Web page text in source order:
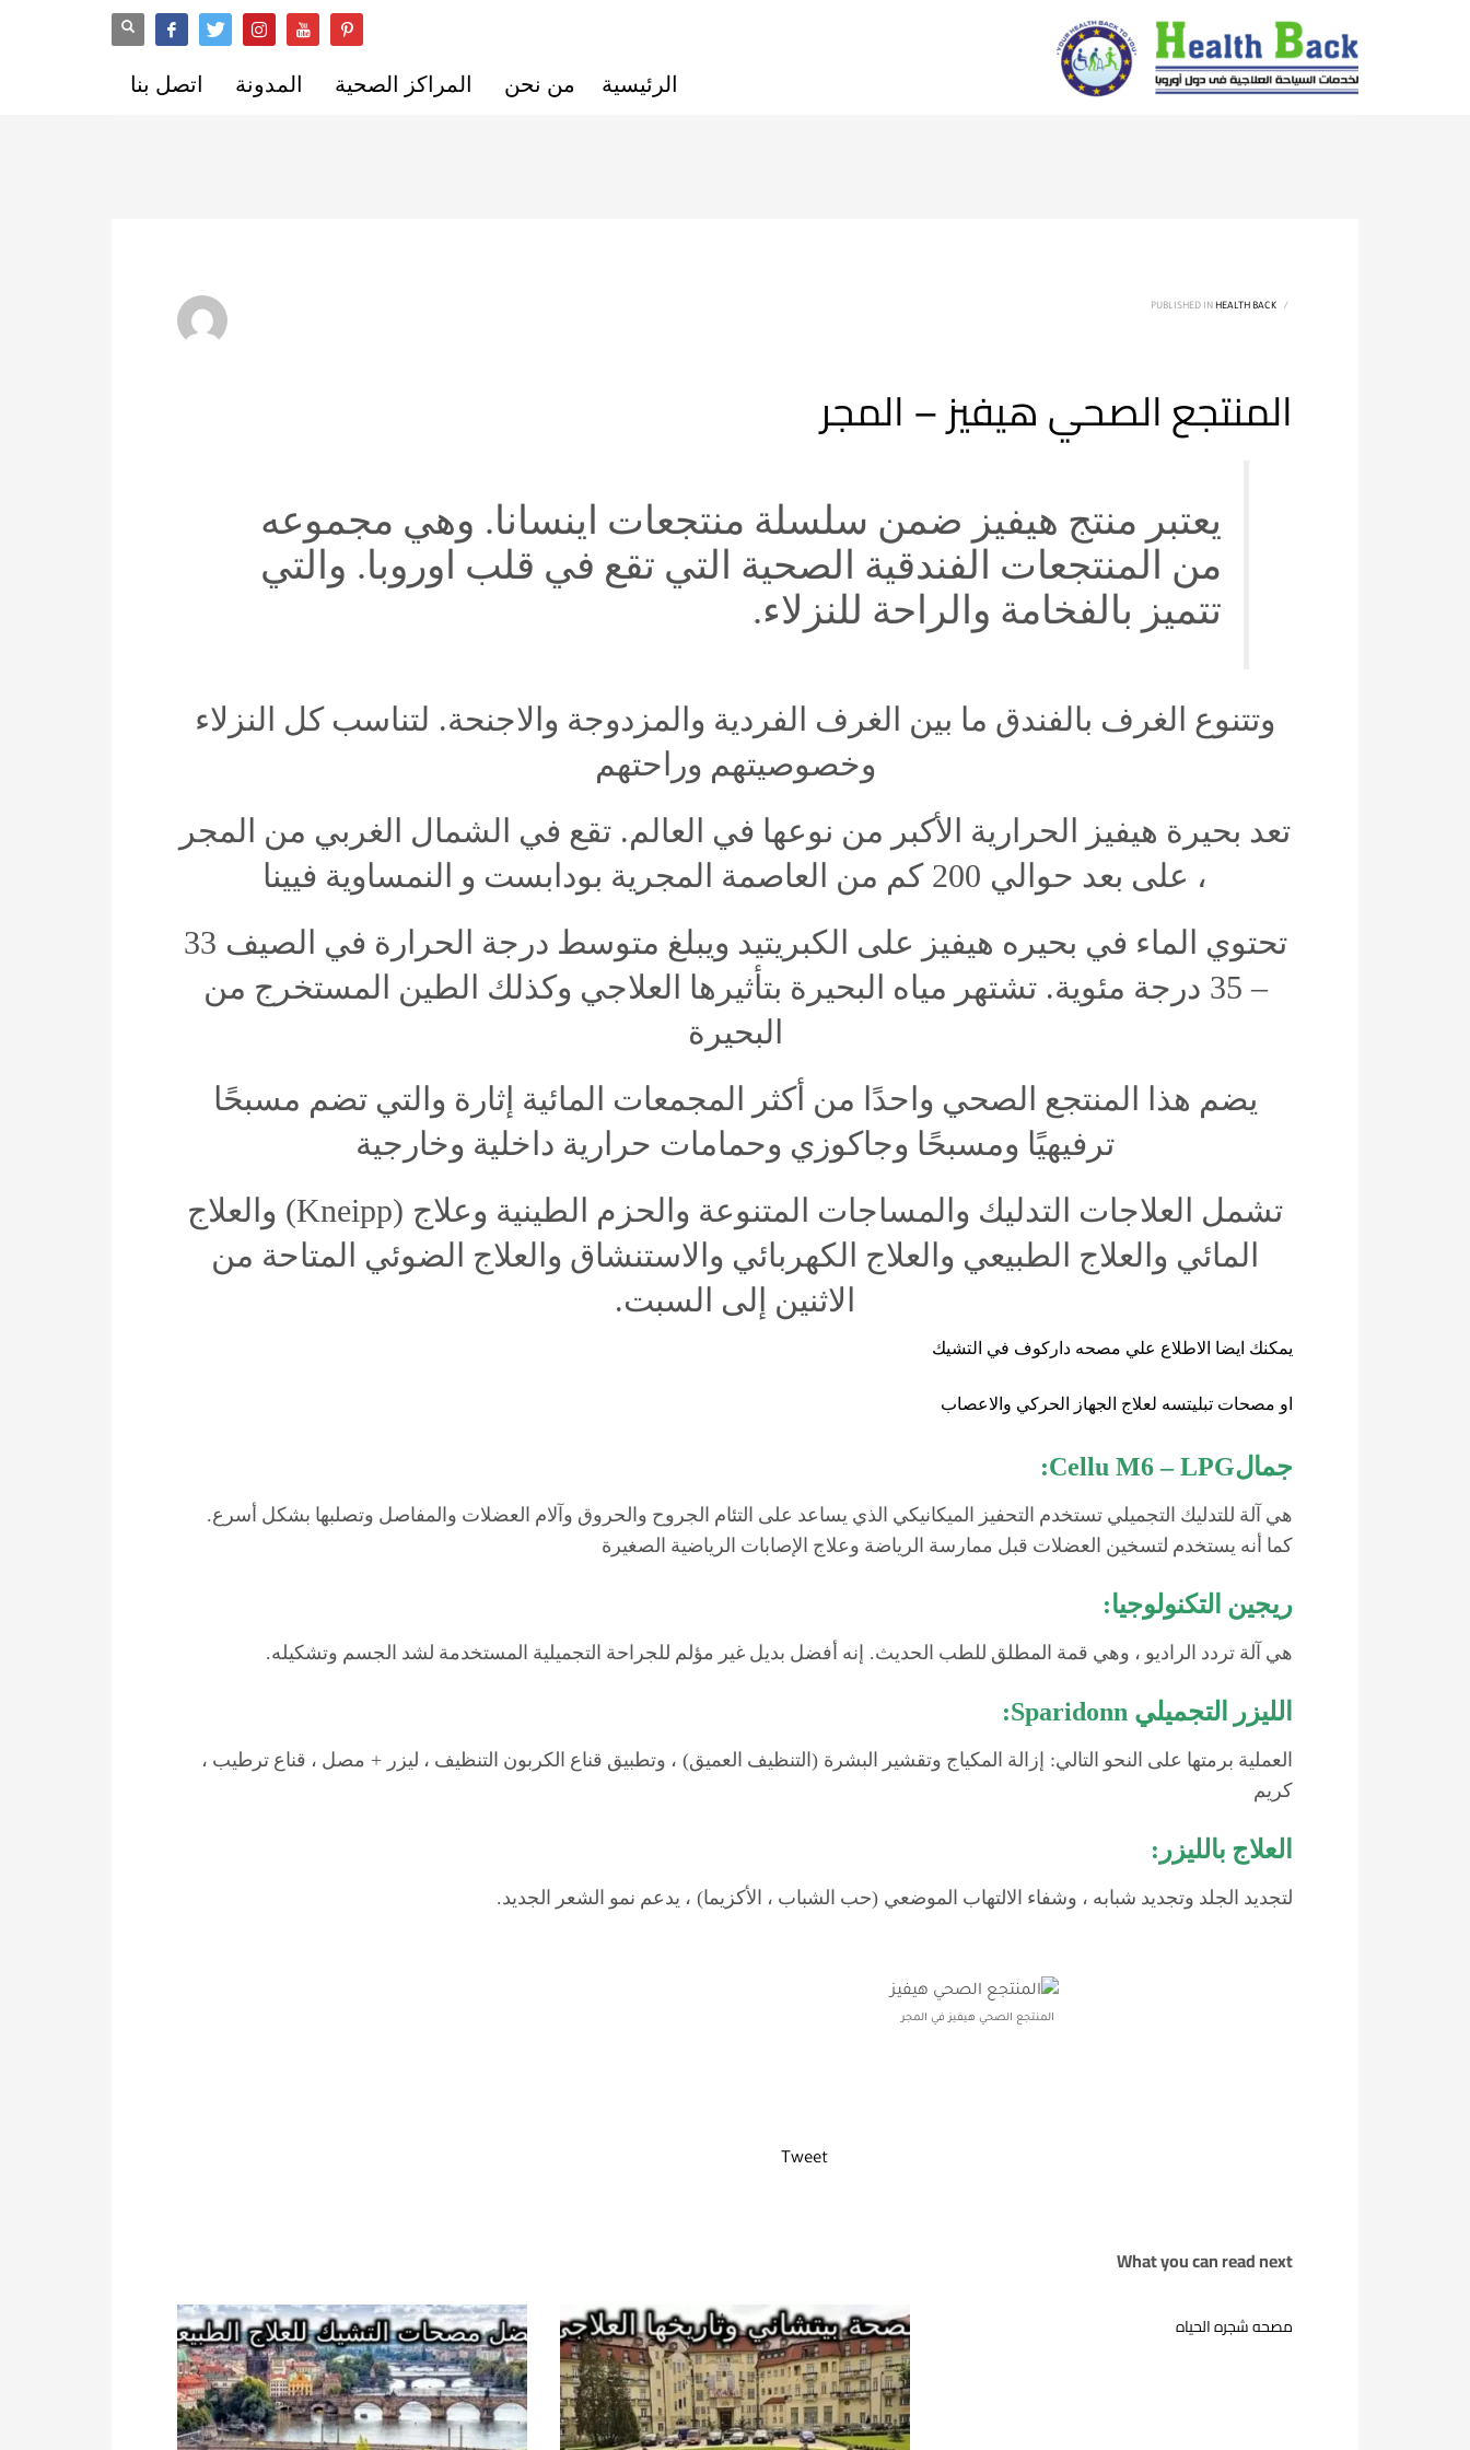
الرئيسية من نحن المراكز الصحية المدونة اتصل بنا
/
PUBLISHED IN HEALTH BACK
المنتجع الصحي هيفيز – المجر
يعتبر منتج هيفيز ضمن سلسلة منتجعات اينسانا. وهي مجموعه
من المنتجعات الفندقية الصحية التي تقع في قلب اوروبا. والتي
تتميز بالفخامة والراحة للنزلاء.
وتتنوع الغرف بالفندق ما بين الغرف الفردية والمزدوجة والاجنحة. لتناسب كل النزلاء
وخصوصيتهم وراحتهم
تعد بحيرة هيفيز الحرارية الأكبر من نوعها في العالم. تقع في الشمال الغربي من المجر
، على بعد حوالي كم من العاصمة المجرية بودابست و النمساوية فيينا
تحتوي الماء في بحيره هيفيز على الكبريتيد ويبلغ متوسط درجة الحرارة في الصيف 33
– 35
درجة مئوية.تشتهر مياه البحيرة بتأثيرها العلاجي وكذلك الطين المستخرج من
البحيرة
يضم هذا المنتجع الصحي واحدًا من أكثر المجمعات المائية إثارة والتي تضم مسبحًا
ترفيهيًا ومسبحًا وجاكوزي وحمامات حرارية داخلية وخارجية
تشمل العلاجات التدليك والمساجات المتنوعة والحزم الطينية وعلاج (Kneipp)
والعلاج
المائي والعلاج الطبيعي والعلاج الكهربائي والاستنشاق والعلاج الضوئي المتاحة من
الاثنين إلى السبت.
يمكنك ايضا الاطلاع علي مصحه داركوف في التشيك
او مصحات تبليتسه لعلاج الجهاز الحركي والاعصاب
جمالCellu M6 – LPG
:
هي آلة للتدليك التجميلي تستخدم التحفيز الميكانيكي الذي يساعد على التئام الجروح والحروق وآلام العضلات والمفاصل وتصلبها بشكل أسرع.
كما أنه يستخدم لتسخين العضلات قبل ممارسة الرياضة وعلاج الإصابات الرياضية الصغيرة
ريجين التكنولوجيا:
هي آلة تردد الراديو ، وهي قمة المطلق للطب الحديث. إنه أفضل بديل غير مؤلم للجراحة التجميلية المستخدمة لشد الجسم وتشكيله.
الليزر التجميلي Sparidonn
:
العملية برمتها على النحو التالي: إزالة المكياج وتقشير البشرة ( التنظيف العميق) ، وتطبيق قناع الكربون التنظيف ، ليزر + مصل ، قناع ترطيب ،
كريم
العلاج بالليزر :
لتجديد الجلد وتجديد شبابه ، وشفاء الالتهاب الموضعي (حب الشباب ، الأكزيما) ، يدعم نمو الشعر الجديد.
المنتجع الصحي هيفيز في المجر
Tweet
What you can read next
مصحه شجره الحياه